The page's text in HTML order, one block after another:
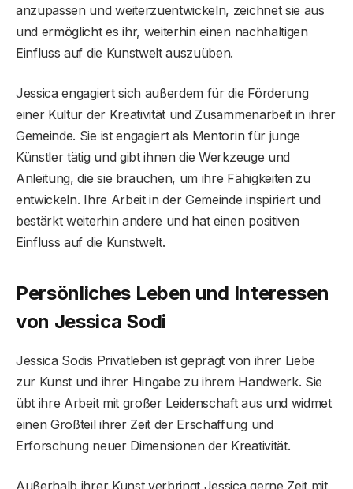
anzupassen und weiterzuentwickeln, zeichnet sie aus
und ermöglicht es ihr, weiterhin einen nachhaltigen
Einfluss auf die Kunstwelt auszuüben.
Jessica engagiert sich außerdem für die Förderung
einer Kultur der Kreativität und Zusammenarbeit in ihrer
Gemeinde. Sie ist engagiert als Mentorin für junge
Künstler tätig und gibt ihnen die Werkzeuge und
Anleitung, die sie brauchen, um ihre Fähigkeiten zu
entwickeln. Ihre Arbeit in der Gemeinde inspiriert und
bestärkt weiterhin andere und hat einen positiven
Einfluss auf die Kunstwelt.
Persönliches Leben und Interessen
von Jessica Sodi
Jessica Sodis Privatleben ist geprägt von ihrer Liebe
zur Kunst und ihrer Hingabe zu ihrem Handwerk. Sie
übt ihre Arbeit mit großer Leidenschaft aus und widmet
einen Großteil ihrer Zeit der Erschaffung und
Erforschung neuer Dimensionen der Kreativität.
Außerhalb ihrer Kunst verbringt Jessica gerne Zeit mit